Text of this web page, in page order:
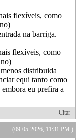
flexíveis, como
na barriga.
flexíveis, como
distribuida
equi tanto como
eu prefira a
Citar
(09-05-2026, 11:31 PM )